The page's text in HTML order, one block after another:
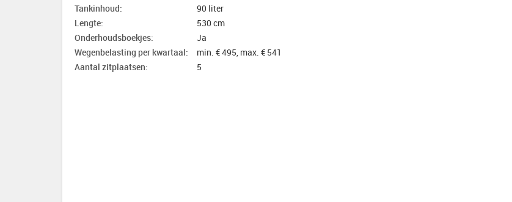
Tankinhoud:
90 liter
Lengte:
530 cm
Onderhoudsboekjes:
Ja
Wegenbelasting per kwartaal:
min. € 495, max. € 541
Aantal zitplaatsen:
5